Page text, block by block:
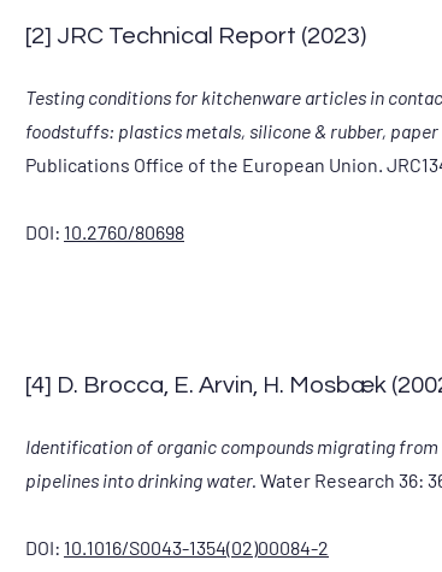
[2] JRC Technical Report (2023)
Testing conditions for kitchenware articles in
foodstuffs: plastics metals, silicone & rubber, paper
Publications Office of the European Union.
DOI: 10.2760/80698
[4] D. Brocca, E. Arvin, H. Mosbæk
Identification of organic compounds migrating
pipelines into drinking water. Water Research 36:
DOI: 10.1016/S0043-1354(02)00084-2